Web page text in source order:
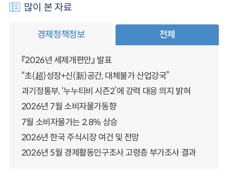
많이 본 자료
경제정책정보 전체
『2026년 세제개편안』 발표
“초(超)성장+신(新)공간, 대체불가 산업강국”
과기정통부, ‘누누티비 시즌2’에 강력 대응 의지 밝혀
2026년 7월 소비자물가동향
7월 소비자물가는 2.8% 상승
2026년 한국 주식시장 여건 및 전망
2026년 5월 경제활동인구조사 고령층 부가조사 결과